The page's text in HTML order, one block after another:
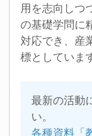
用を志向しつ
の基礎学問に
対応でき、産
標としていま
最新の活動
い。
各種資料「